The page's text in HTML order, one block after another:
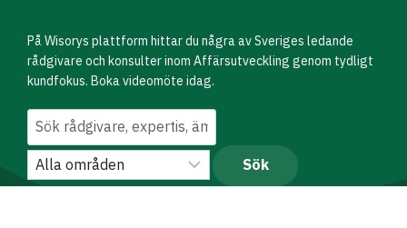
På Wisorys plattform hittar du några av Sveriges ledande
rådgivare och konsulter inom Affärsutveckling genom tydligt
kundfokus. Boka videomöte idag.